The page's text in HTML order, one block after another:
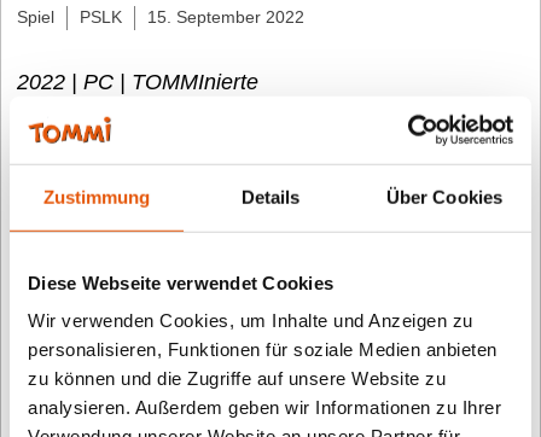
Zustimmung Details Über Cookies
Diese Webseite verwendet Cookies
Wir verwenden Cookies, um Inhalte und Anzeigen zu
personalisieren, Funktionen für soziale Medien anbieten
zu können und die Zugriffe auf unsere Website zu
analysieren. Außerdem geben wir Informationen zu Ihrer
Spiel PSLK 15. September 2022
2022 | PC | TOMMInierte
Das sagt die Fachjury:
wieder in aller Ruhe Farmen und Felder
Simulationsspiel punktet durch einen großen
Fuhrpark an landwirtschaftlichen Maschinen
namhafter Hersteller. Koop-Modus und Crossplay
ermöglichen es uns, mit jedem*r beliebigen
Freund*in zusammen zu farmen oder die große